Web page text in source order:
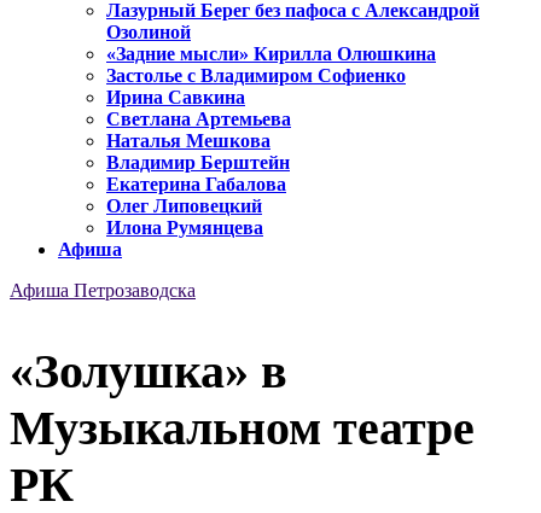
Лазурный Берег без пафоса с Александрой
Озолиной
«Задние мысли» Кирилла Олюшкина
Застолье с Владимиром Софиенко
Ирина Савкина
Светлана Артемьева
Наталья Мешкова
Владимир Берштейн
Екатерина Габалова
Олег Липовецкий
Илона Румянцева
Афиша
Афиша Петрозаводска
«Золушка» в
Музыкальном театре
РК